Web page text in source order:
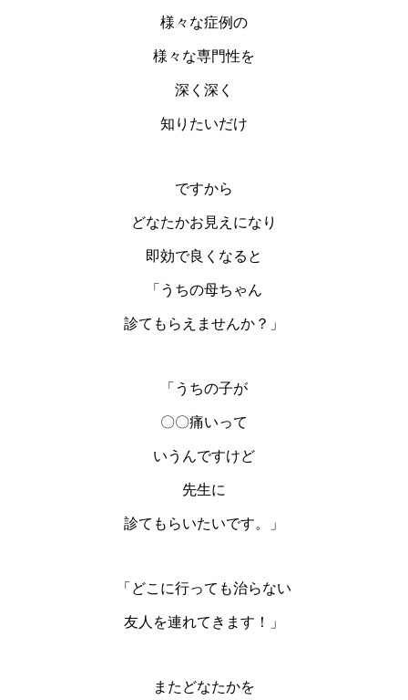
様々な症例の
様々な専門性を
深く深く
知りたいだけ
ですから
どなたかお見えになり
即効で良くなると
「うちの母ちゃん
診てもらえませんか？」
「うちの子が
〇〇痛いって
いうんですけど
先生に
診てもらいたいです。」
「どこに行っても治らない
友人を連れてきます！」
またどなたかを